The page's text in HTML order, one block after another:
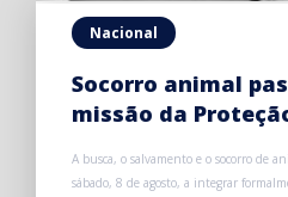
Nacional
Socorro animal
missão da
A busca, o salvamento e o socorro de
sábado, 8 de agosto, a integrar